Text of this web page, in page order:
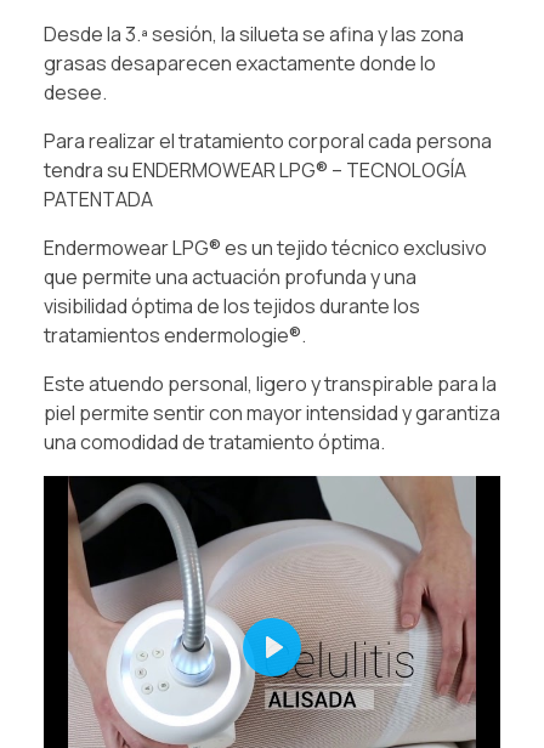
Desde la 3.ª sesión, la silueta se afina y las zona
grasas desaparecen exactamente donde lo
desee.
Para realizar el tratamiento corporal cada persona
tendra su ENDERMOWEAR LPG® – TECNOLOGÍA
PATENTADA
Endermowear LPG® es un tejido técnico exclusivo
que permite una actuación profunda y una
visibilidad óptima de los tejidos durante los
tratamientos endermologie®.
Este atuendo personal, ligero y transpirable para la
piel permite sentir con mayor intensidad y garantiza
una comodidad de tratamiento óptima.
Play